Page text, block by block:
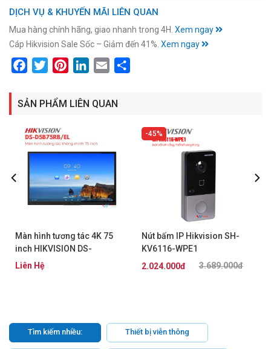
DỊCH VỤ & KHUYẾN MÃI LIÊN QUAN
Mua hàng chính hãng, giao nhanh trong 4H. Xem ngay
Cáp Hikvision Sale Sốc – Giảm đến 41%. Xem ngay
FacebookTwitterPinterestLinkedIn
Email
SẢN PHẨM LIÊN QUAN
Màn hình tương tác 4K 75
inch HIKVISION DS-
D5B75RB/EL
Liên Hệ
45%
Nút bấm IP Hikvision SH-
KV6116-WPE1
3.689.000đ
2.024.000đ
Tìm kiếm nhiều: Thiết bị viễn thông